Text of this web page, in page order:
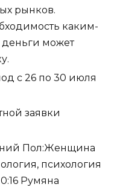
рынков.
каким-
деньги может
с 26 по 30 июля
заявки
Пол:Женщина
психология
Румяна